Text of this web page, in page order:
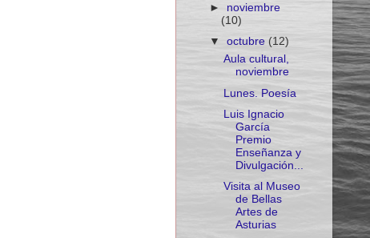
► noviembre
(10)
▼octubre(12)
Aula cultural,
noviembre
Lunes. Poesía
Luis Ignacio
García
Premio
Enseñanza y
Divulgación...
Visita al Museo
de Bellas
Artes de
Asturias